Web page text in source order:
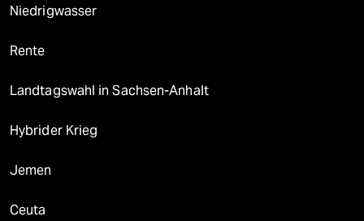
Niedrigwasser
Rente
Landtagswahl in Sachsen-Anhalt
Hybrider Krieg
Jemen
Ceuta